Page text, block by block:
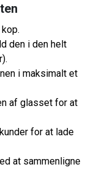
den i den helt
i maksimalt et
af ​​glasset for at
for at lade
at sammenligne